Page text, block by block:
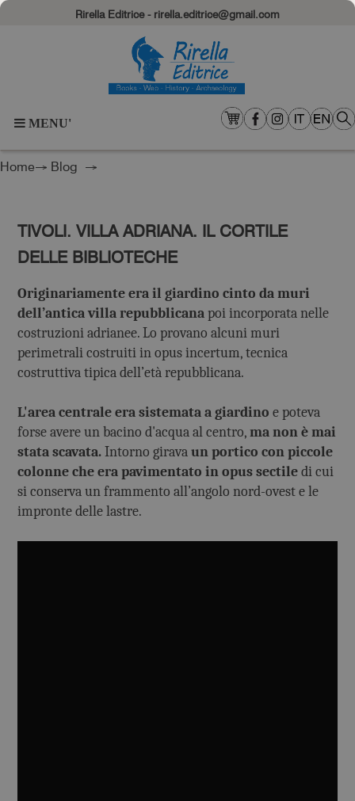
Rirella Editrice - rirella.editrice@gmail.com
MENU'
Home→ Blog →
TIVOLI. VILLA ADRIANA. IL CORTILE
DELLE BIBLIOTECHE
Originariamente era il giardino cinto da muri
dell’antica villa repubblicana poi incorporata nelle
costruzioni adrianee. Lo provano alcuni muri
perimetrali costruiti in opus incertum, tecnica
costruttiva tipica dell’età repubblicana.
L'area centrale era sistemata a giardino e poteva
forse avere un bacino d'acqua al centro,ma non è mai
stata scavata.Intorno giravaun portico con piccole
colonne che era pavimentato in opus sectiledi cui
si conserva un frammento all’angolo nord-ovest e le
impronte delle lastre.